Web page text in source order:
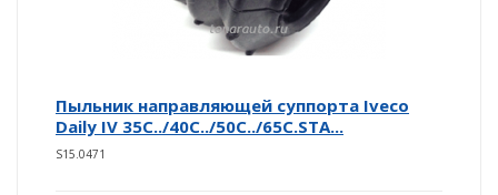
Пыльник направляющей суппорта Iveco
Daily IV 35C../40C../50C../65C.STA...
S15.0471